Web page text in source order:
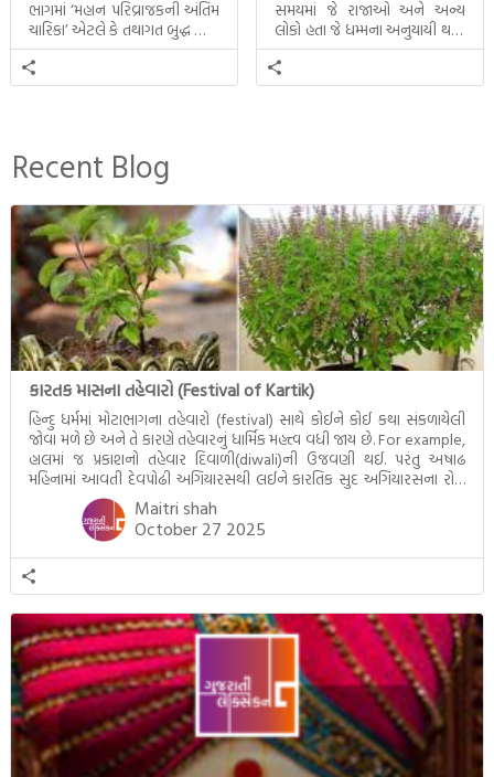
ભાગમાં ‘મહાન પરિવ્રાજકની અંતિમ
ચારિકા’ એટલે કે તથાગત બુદ્ધ સાથે
સતત પરિભ્રમણ કરતા સહચારીઓ
સાથે ફરી એકવારની
મુલાકાત, બીજા ભાગમાં તથાગતે
ઉત્તરાધિકારી તરીકે સ્થાપે છે તે
દૃશ્યો અંકિત થયાં છે. ટૂંકમાં બુદ્ધનાં
જીવનના અંતિમ દિવસોની યાત્રાનો
પરિપાક જોવા મળે […]
સમયમાં જે રાજાઓ અને અન્ય
લોકો હતા જે ધમ્મના અનુયાયી થયા.
તેમનો અને બુદ્ધ વચ્ચે થયેલો
સત્સંગ વીશે જાણકારી મળે છે.
Recent Blog
કારતક માસના તહેવારો (Festival of Kartik)
હિન્દુ ધર્મમાં મોટાભાગના તહેવારો (festival) સાથે કોઈને કોઈ કથા સંકળાયેલી
જોવા મળે છે અને તે કારણે તહેવારનું ધાર્મિક મહત્ત્વ વધી જાય છે. For example,
હાલમાં જ પ્રકાશનો તહેવાર દિવાળી(diwali)ની ઉજવણી થઈ. પરંતુ અષાઢ
મહિનામાં આવતી દેવપોઢી અગિયારસથી લઈને કારતિક સુદ અગિયારસના રોજ
આવતી દેવ ઊઠી અગિયારસ વચ્ચે મોટેભાગે યજ્ઞોપવીત સંસ્કાર, લગ્ન,
દીક્ષાગ્રહણ, યજ્ઞ, ગૃહપ્રવેશ જેવા […]
Maitri shah
October 27 2025